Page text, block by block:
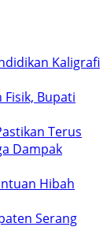
Kaligrafi
Bupati
Terus
Dampak
Hibah
Serang